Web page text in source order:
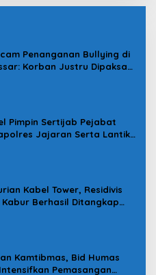
Penanganan Bullying di
Korban Justru Dipaksa
Pimpin Sertijab Pejabat
Jajaran Serta Lantik
Gowa
Kabel Tower, Residivis
Berhasil Ditangkap
di Jeneponto
Kamtibmas, Bid Humas
Pemasangan